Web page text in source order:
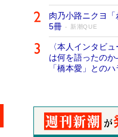
肉乃小路ニクヨ
5冊
新潮QUE
〈本人インタビ
は何を語ったの
「橋本愛」との